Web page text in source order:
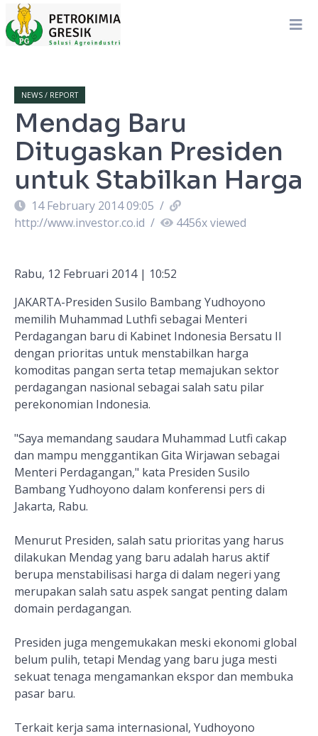
NEWS / REPORT
Mendag Baru
Ditugaskan Presiden
untuk Stabilkan Harga
14 February 2014 09:05 /
http://www.investor.co.id / 4456x viewed
Rabu, 12 Februari 2014 | 10:52
JAKARTA-Presiden Susilo Bambang Yudhoyono
memilih Muhammad Luthfi sebagai Menteri
Perdagangan baru di Kabinet Indonesia Bersatu II
dengan prioritas untuk menstabilkan harga
komoditas pangan serta tetap memajukan sektor
perdagangan nasional sebagai salah satu pilar
perekonomian Indonesia.
"Saya memandang saudara Muhammad Lutfi cakap
dan mampu menggantikan Gita Wirjawan sebagai
Menteri Perdagangan," kata Presiden Susilo
Bambang Yudhoyono dalam konferensi pers di
Jakarta, Rabu.
Menurut Presiden, salah satu prioritas yang harus
dilakukan Mendag yang baru adalah harus aktif
berupa menstabilisasi harga di dalam negeri yang
merupakan salah satu aspek sangat penting dalam
domain perdagangan.
Presiden juga mengemukakan meski ekonomi global
belum pulih, tetapi Mendag yang baru juga mesti
sekuat tenaga mengamankan ekspor dan membuka
pasar baru.
Terkait kerja sama internasional, Yudhoyono